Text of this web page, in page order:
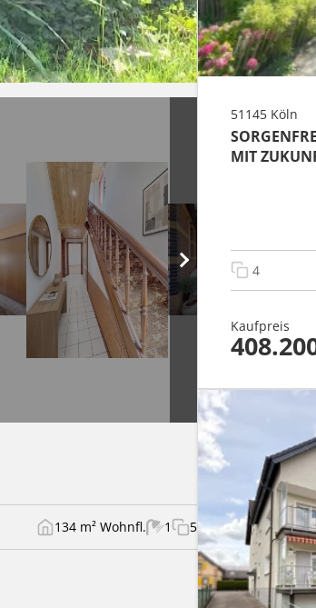
134 m² Wohnfl. 1 5
51145 Köln
MIT
4
Kaufpreis